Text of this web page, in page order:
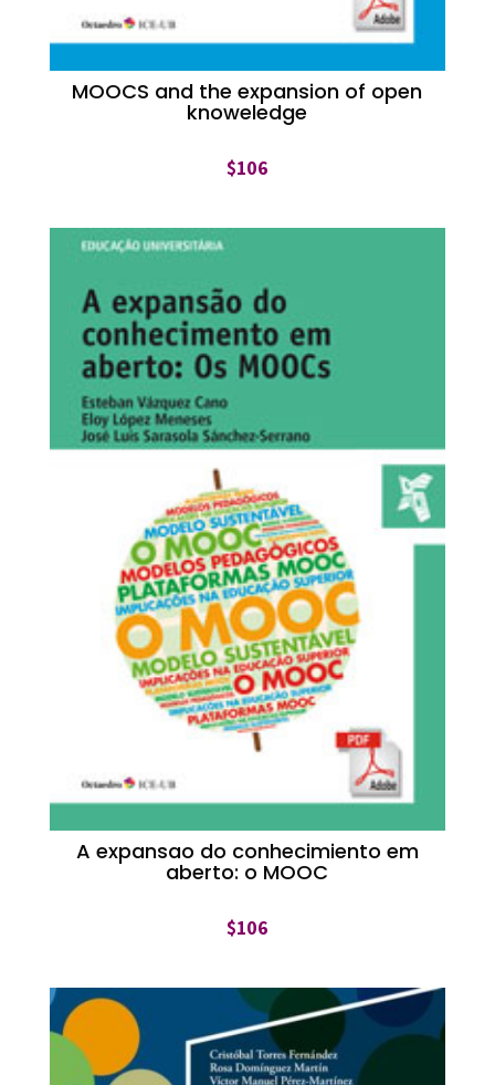
MOOCS and the expansion of open
knoweledge
$106
A expansao do conhecimiento em
aberto: o MOOC
$106